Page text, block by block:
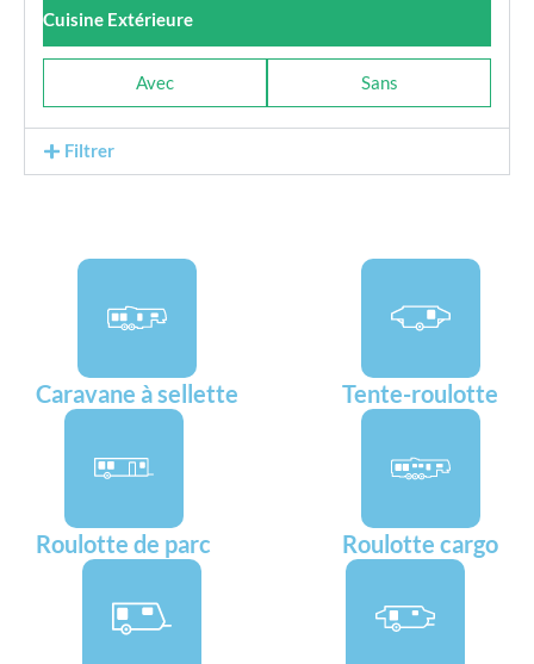
Cuisine Extérieure
Avec Sans
Filtrer
Caravane à sellette Tente-roulotte
Roulotte de parc Roulotte cargo